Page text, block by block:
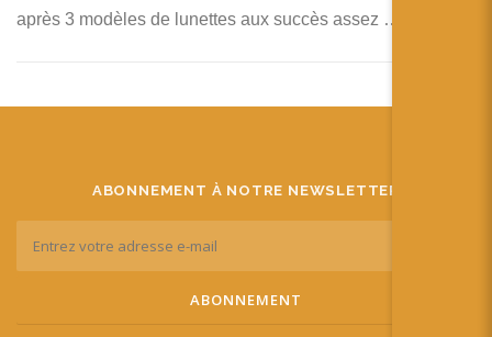
après 3 modèles de lunettes aux succès assez …
ABONNEMENT À NOTRE NEWSLETTER